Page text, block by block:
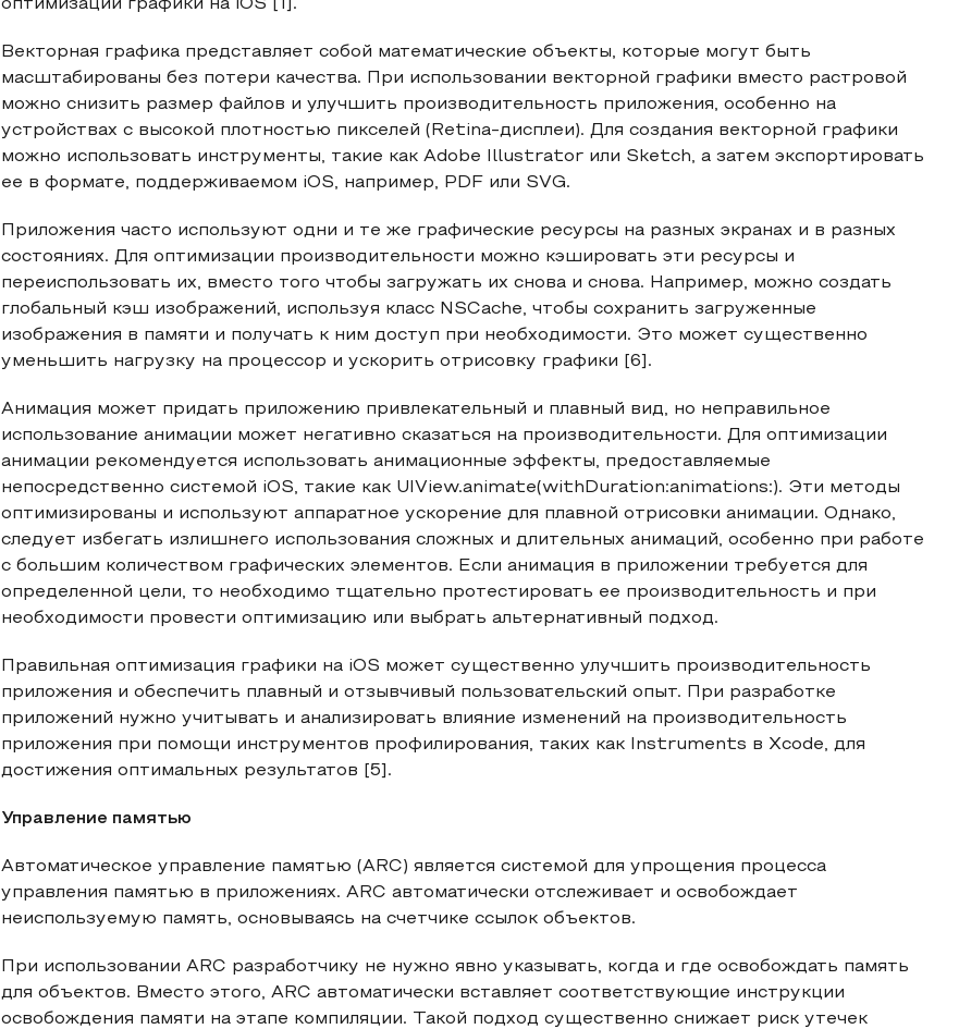
оптимизации графики на iOS [1].
Векторная графика представляет собой математические объекты, которые могут быть
масштабированы без потери качества. При использовании векторной графики вместо растровой
можно снизить размер файлов и улучшить производительность приложения, особенно на
устройствах с высокой плотностью пикселей (Retina-дисплеи). Для создания векторной графики
можно использовать инструменты, такие как Adobe Illustrator или Sketch, а затем экспортировать
ее в формате, поддерживаемом iOS, например, PDF или SVG.
Приложения часто используют одни и те же графические ресурсы на разных экранах и в разных
состояниях. Для оптимизации производительности можно кэшировать эти ресурсы и
переиспользовать их, вместо того чтобы загружать их снова и снова. Например, можно создать
глобальный кэш изображений, используя класс NSCache, чтобы сохранить загруженные
изображения в памяти и получать к ним доступ при необходимости. Это может существенно
уменьшить нагрузку на процессор и ускорить отрисовку графики [6].
Анимация может придать приложению привлекательный и плавный вид, но неправильное
использование анимации может негативно сказаться на производительности. Для оптимизации
анимации рекомендуется использовать анимационные эффекты, предоставляемые
непосредственно системой iOS, такие как UIView.animate(withDuration:animations:). Эти методы
оптимизированы и используют аппаратное ускорение для плавной отрисовки анимации. Однако,
следует избегать излишнего использования сложных и длительных анимаций, особенно при работе
с большим количеством графических элементов. Если анимация в приложении требуется для
определенной цели, то необходимо тщательно протестировать ее производительность и при
необходимости провести оптимизацию или выбрать альтернативный подход.
Правильная оптимизация графики на iOS может существенно улучшить производительность
приложения и обеспечить плавный и отзывчивый пользовательский опыт. При разработке
приложений нужно учитывать и анализировать влияние изменений на производительность
приложения при помощи инструментов профилирования, таких как Instruments в Xcode, для
достижения оптимальных результатов [5].
Управление памятью
Автоматическое управление памятью (ARC) является системой для упрощения процесса
управления памятью в приложениях. ARC автоматически отслеживает и освобождает
неиспользуемую память, основываясь на счетчике ссылок объектов.
При использовании ARC разработчику не нужно явно указывать, когда и где освобождать память
для объектов. Вместо этого, ARC автоматически вставляет соответствующие инструкции
освобождения памяти на этапе компиляции. Такой подход существенно снижает риск утечек